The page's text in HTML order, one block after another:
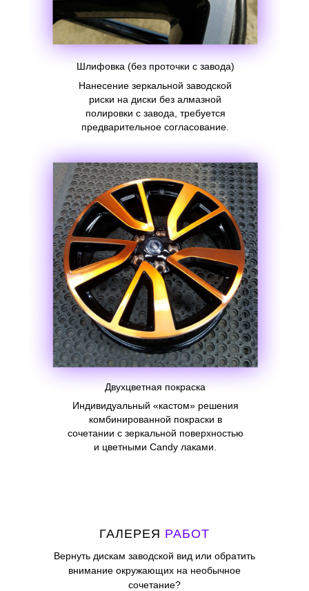
Нанесение зеркальной заводской
риски на диски без алмазной
полировки с завода, требуется
предварительное согласование.
Шлифовка (без проточки с завода)
Двухцветная покраска
Индивидуальный «кастом» решения
комбинированной покраски в
сочетании с зеркальной поверхностью
и цветными Candy лаками.
ГАЛЕРЕЯ РАБОТ
Вернуть дискам заводской вид или обратить
внимание окружающих на необычное
сочетание?